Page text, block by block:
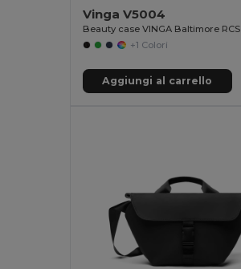
Vinga V5004
Beauty case VINGA Baltimore RCS
+1 Colori
Aggiungi al carrello